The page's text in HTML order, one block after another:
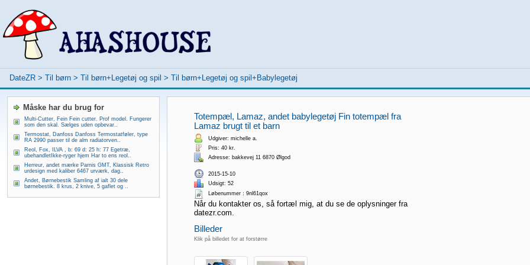
DateZR > Til børn > Til børn+Legetøj og spil > Til børn+Legetøj og spil+Babylegetøj
Totempæl, Lamaz, andet babylegetøj Fin totempæl fra
Lamaz brugt til et barn
Udgiver: michelle a.
Pris: 40 kr.
Adresse: bakkevej 11 6870 Ølgod
2015-15-10
Udsigt: 52
Løbenummer：9nl61qox
Når du kontakter os, så fortæl mig, at du se de oplysninger fra
datezr.com.
Billeder
Klik på billedet for at forstørre
Måske har du brug for
Multi-Cutter, Fein Fein cutter. Prof model. Fungerer
som den skal. Sælges uden opbevar..
Termostat, Danfoss Danfoss Termostatføler, type
RA 2990 passer til de alm radiatorven..
Reol, Fox, ILVA , b: 69 d: 25 h: 77 Egetræ,
ubehandletIkke-ryger hjem Har to ens reol..
Herreur, andet mærke Parnis GMT, Klassisk Retro
urdesign med kaliber 6467 urværk, dag..
Andet, Børnebestik Samling af ialt 30 dele
børnebestik. 8 krus, 2 knive, 5 gaflet og ..